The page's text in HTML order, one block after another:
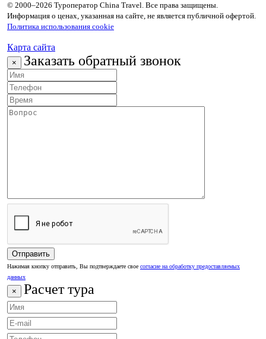
© 2000–2026 Туроператор China Travel. Все права защищены.
Информация о ценах, указанная на сайте, не является публичной офертой.
Политика использования cookie
Карта сайта
× Заказать обратный звонок
Нажимая кнопку отправить, Вы подтверждаете свое согласие на обработку предоставляемых
данных
× Расчет тура